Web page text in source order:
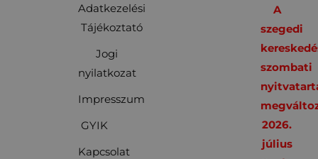
Adatkezelési
Tájékoztató
Jogi
nyilatkozat
Impresszum
GYIK
Kapcsolat
A
szegedi
szombati
2026.
július